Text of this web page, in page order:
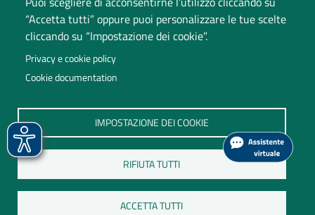
“Accetta tutti” oppure puoi personalizzare le tue scelte
cliccando su “Impostazione dei cookie”.
Privacy e cookie policy
Cookie documentation
IMPOSTAZIONE DEI COOKIE
RIFIUTA TUTTI
ACCETTA TUTTI
Università degli Studi dell'Insubria
Sede legale: via Ravasi 2, 21100 Varese
P.IVA 02481820120
(C.F. 95039180120)
PEC: ateneo@pec.uninsubria.it (vedi le altre caselle )